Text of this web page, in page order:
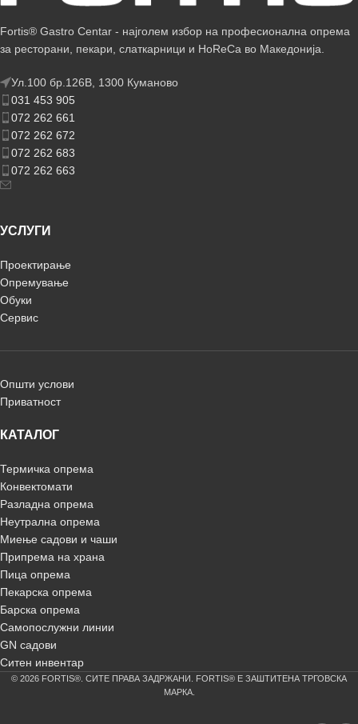
Fortis® Gastro Centar - најголем избор на професионална опрема
за ресторани, пекари, слаткарници и HoReCa во Македонија.
Ул.100 бр.126В, 1300 Куманово
031 453 905
072 262 661
072 262 672
072 262 683
072 262 663
УСЛУГИ
Проектирање
Опремување
Обуки
Сервис
Општи услови
Приватност
КАТАЛОГ
Термичка опрема
Конвектомати
Разладна опрема
Неутрална опрема
Миење садови и чаши
Припрема на храна
Пица опрема
Пекарска опрема
Барска опрема
Самопослужни линии
GN садови
Ситен инвентар
© 2026 FORTIS®. СИТЕ ПРАВА ЗАДРЖАНИ. FORTIS® Е ЗАШТИТЕНА ТРГОВСКА
МАРКА.